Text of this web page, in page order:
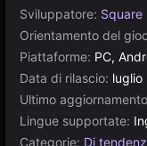
Sviluppatore: Square
Orientamento del
Piattaforme: PC,
Data di rilascio: luglio
Ultimo
Lingue supportate:
Categorie: Di